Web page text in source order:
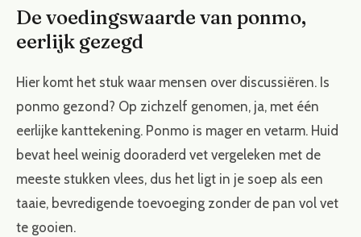
De voedingswaarde van ponmo,
eerlijk gezegd
Hier komt het stuk waar mensen over discussiëren. Is
ponmo gezond? Op zichzelf genomen, ja, met één
eerlijke kanttekening. Ponmo is mager en vetarm. Huid
bevat heel weinig dooraderd vet vergeleken met de
meeste stukken vlees, dus het ligt in je soep als een
taaie, bevredigende toevoeging zonder de pan vol vet
te gooien.